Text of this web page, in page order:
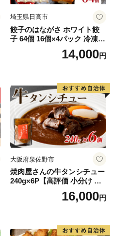
埼玉県日高市
餃子のはながさ ホワイト餃
子 64個 16個×4パック 冷凍
中華 点心 B級グルメ ご当地
野菜 おつまみ おかず 簡単調
ー ギフト お取り寄せ 日高市
14,000円
大阪府泉佐野市
焼肉屋さんの牛タンシチュー
240g×6P【高評価 小分け 惣
菜 牛たん 一人暮らし 冷凍】
16,000円